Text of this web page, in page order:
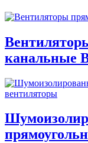
канальные